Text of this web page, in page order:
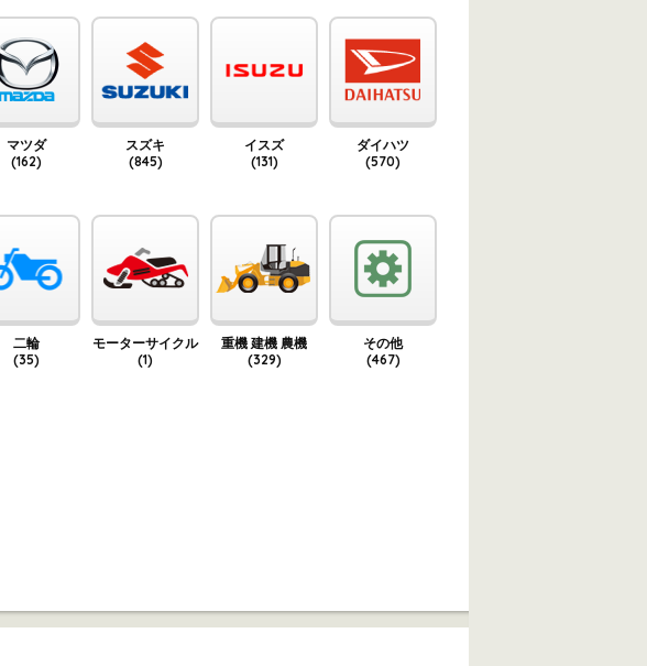
マツダ
(162)
スズキ
(845)
イスズ
(131)
ダイハツ
(570)
二輪
(35)
モーターサイクル
(1)
重機 建機 農機
(329)
その他
(467)